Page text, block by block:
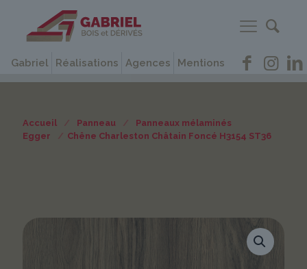
Gabriel Réalisations Agences Mentions
Accueil / Panneau /
Panneaux mélaminés
Egger
/ Chêne Charleston Châtain Foncé H3154 ST36